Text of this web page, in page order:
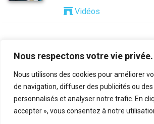
Nous respectons votre vie privée.
Nous utilisons des cookies pour améliorer
de navigation, diffuser des publicités ou
personnalisés et analyser notre trafic. En
accepter », vous consentez à notre
Vidéos
A propos|Mentions légales|
d’utilisation|Flux RSS| Nos
Suggestion de contenu